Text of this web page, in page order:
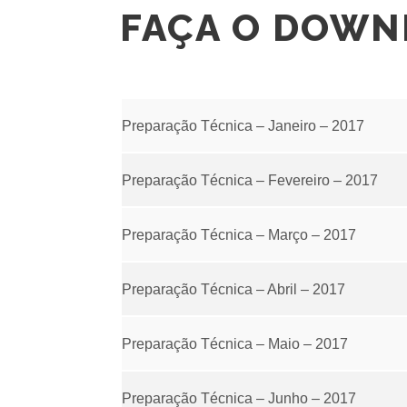
FAÇA O
Preparação Técnica – Janeiro – 2017
Preparação Técnica – Fevereiro – 2017
Preparação Técnica – Março – 2017
Preparação Técnica – Abril – 2017
Preparação Técnica – Maio – 2017
Preparação Técnica – Junho – 2017